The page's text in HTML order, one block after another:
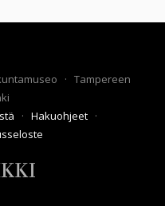
· Tampereen
· Hakuohjeet ·